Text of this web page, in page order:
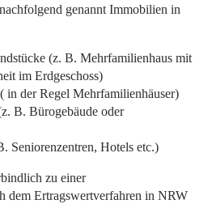
genannt Immobilien in
(z. B. Mehrfamilienhaus mit
im Erdgeschoss)
in der Regel Mehrfamilienhäuser)
B. Bürogebäude oder
Seniorenzentren, Hotels etc.)
zu einer
dem Ertragswertverfahren in NRW